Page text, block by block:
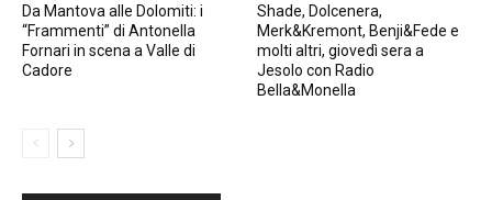
Da Mantova alle Dolomiti: i
“Frammenti” di Antonella
Fornari in scena a Valle di
Cadore
Shade, Dolcenera,
Merk&Kremont, Benji&Fede e
molti altri, giovedì sera a
Jesolo con Radio
Bella&Monella